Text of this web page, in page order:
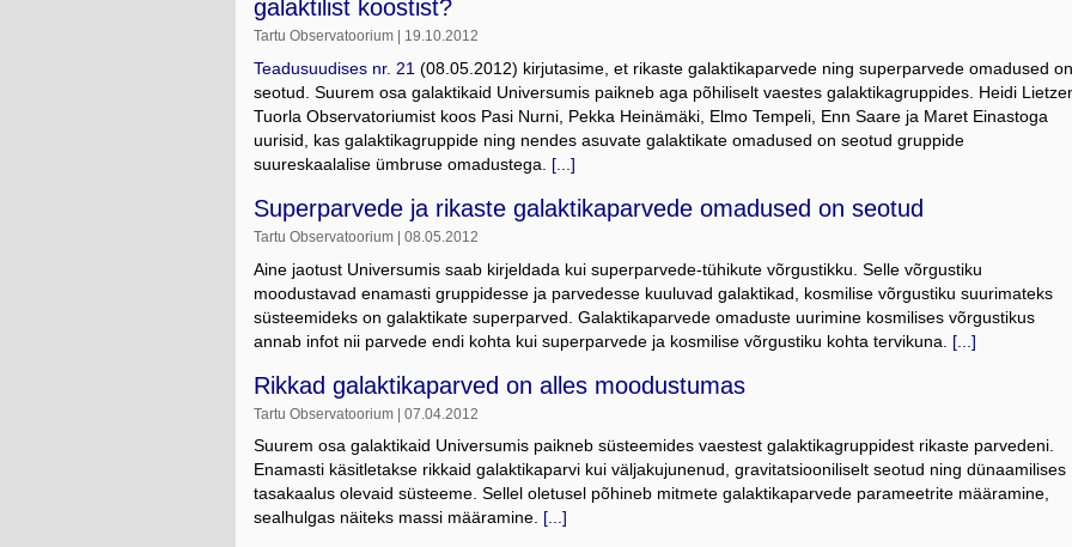
galaktilist koostist?
Tartu Observatoorium | 19.10.2012
Teadusuudises nr. 21 (08.05.2012) kirjutasime, et rikaste galaktikaparvede ning superparvede omadused on
seotud. Suurem osa galaktikaid Universumis paikneb aga põhiliselt vaestes galaktikagruppides. Heidi
Tuorla Observatoriumist koos Pasi Nurni, Pekka Heinämäki, Elmo Tempeli, Enn Saare ja Maret Einastoga
uurisid, kas galaktikagruppide ning nendes asuvate galaktikate omadused on seotud gruppide
suureskaalalise ümbruse omadustega. [...]
Superparvede ja rikaste galaktikaparvede omadused on seotud
Tartu Observatoorium | 08.05.2012
Aine jaotust Universumis saab kirjeldada kui superparvede-tühikute võrgustikku. Selle võrgustiku
moodustavad enamasti gruppidesse ja parvedesse kuuluvad galaktikad, kosmilise võrgustiku suurimateks
süsteemideks on galaktikate superparved. Galaktikaparvede omaduste uurimine kosmilises võrgustikus
annab infot nii parvede endi kohta kui superparvede ja kosmilise võrgustiku kohta tervikuna. [...]
Rikkad galaktikaparved on alles moodustumas
Tartu Observatoorium | 07.04.2012
Suurem osa galaktikaid Universumis paikneb süsteemides vaestest galaktikagruppidest rikaste parvedeni.
Enamasti käsitletakse rikkaid galaktikaparvi kui väljakujunenud, gravitatsiooniliselt seotud ning dünaamilises
tasakaalus olevaid süsteeme. Sellel oletusel põhineb mitmete galaktikaparvede parameetrite määramine,
sealhulgas näiteks massi määramine. [...]